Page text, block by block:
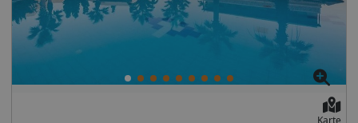
Ausstattung wie die Familienzimmer Deluxe haben
diese Meerblick (FMZ). Buchbare
Verpflegungsmöglichkeiten: Halbpension:
ebenfalls in Buffetform. Landeskategorie: 5 Sterne
Zimmer: 222Landeskategorie: 4,5 Sterne Essen &
Trinken: Die Gäste werden im Buffetrestaurant
kulinarisch verwöhnt. Es kann All-Inclusive gebucht
werden. Frühstück, ein vielfältiges Mittagsbuffet und
ein vielfältiges Abendbuffet sind lecker und
Komplex Snacks bereit. Die Anlage führt ein Sortiment